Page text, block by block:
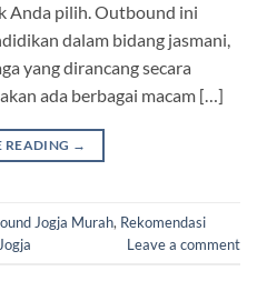
Anda pilih. Outbound ini
dalam bidang jasmani,
yang dirancang secara
ada berbagai macam […]
READING →
Jogja Murah, Rekomendasi
Leave a comment